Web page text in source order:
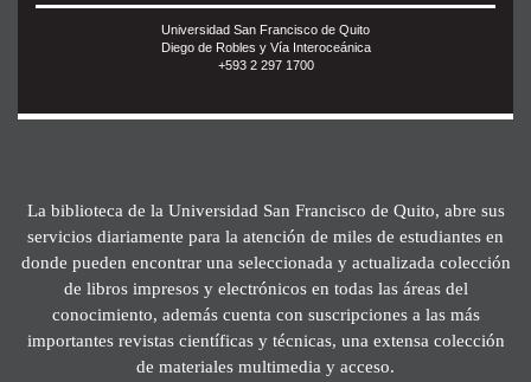
Universidad San Francisco de Quito
Diego de Robles y Vía Interoceánica
+593 2 297 1700
La biblioteca de la Universidad San Francisco de Quito, abre sus
servicios diariamente para la atención de miles de estudiantes en
donde pueden encontrar una seleccionada y actualizada colección
de libros impresos y electrónicos en todas las áreas del
conocimiento, además cuenta con suscripciones a las más
importantes revistas científicas y técnicas, una extensa colección
de materiales multimedia y acceso.